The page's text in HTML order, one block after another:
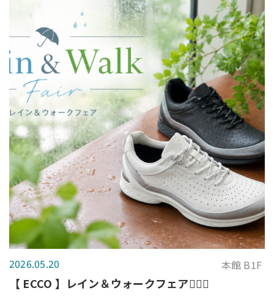
2026.05.20 本館 B1F
【 ECCO 】レイン＆ウォークフェア🚶‍♂️✨